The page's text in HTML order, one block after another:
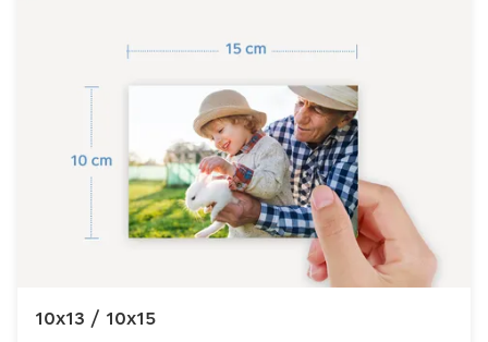
10x13 / 10x15